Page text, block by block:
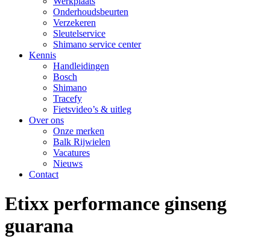
Onderhoudsbeurten
Verzekeren
Sleutelservice
Shimano service center
Kennis
Handleidingen
Bosch
Shimano
Tracefy
Fietsvideo’s & uitleg
Over ons
Onze merken
Balk Rijwielen
Vacatures
Nieuws
Contact
Etixx performance ginseng
guarana